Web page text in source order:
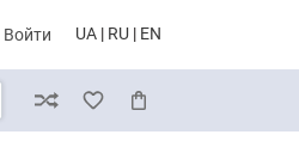
Войти UA RU EN
СравнениеИзбранноеКорзина